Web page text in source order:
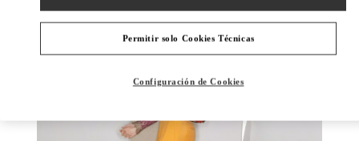
Permitir solo Cookies Técnicas
Configuración de Cookies